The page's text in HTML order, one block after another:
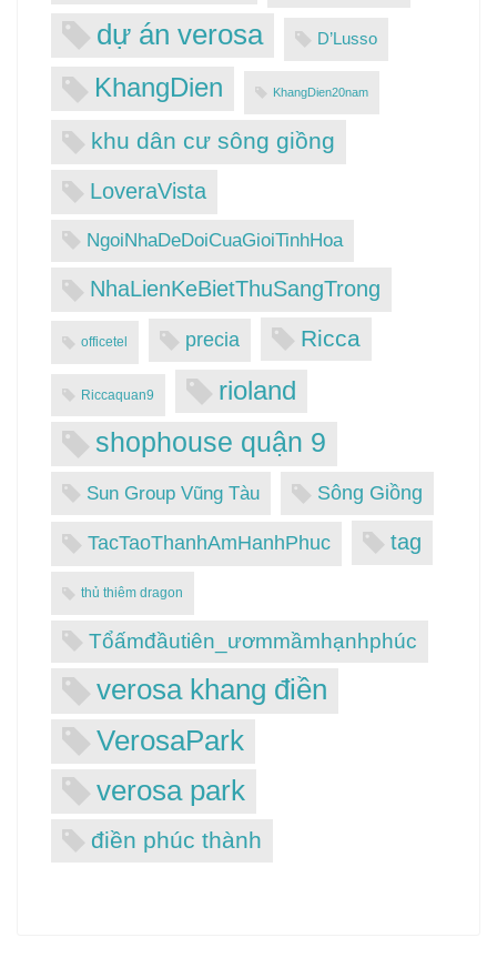
dự án verosa D’Lusso
KhangDien KhangDien20nam
khu dân cư sông giồng
LoveraVista
NgoiNhaDeDoiCuaGioiTinhHoa
NhaLienKeBietThuSangTrong
officetel precia Ricca
Riccaquan9
rioland
shophouse quận 9
Sun Group Vũng Tàu Sông Giồng
TacTaoThanhAmHanhPhuc tag
thủ thiêm dragon
Tổấmđầutiên_ươmmầmhạnhphúc
verosa khang điền
VerosaPark
verosa park
điền phúc thành